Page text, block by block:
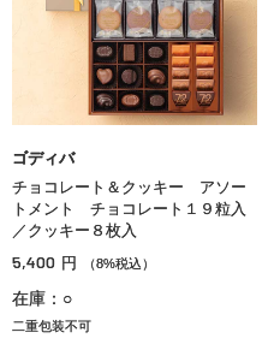
ゴディバ
チョコレート＆クッキー アソー
トメント チョコレート１９粒入
／クッキー８枚入
5,400 円 （8%税込）
在庫：○
二重包装不可